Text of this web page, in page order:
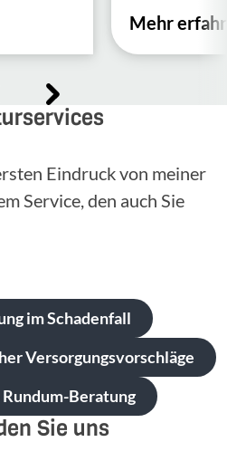
Mehr
Eindruck von meiner
Service, den auch Sie
im Schadenfall
Versorgungsvorschläge
Beratung
Sie uns